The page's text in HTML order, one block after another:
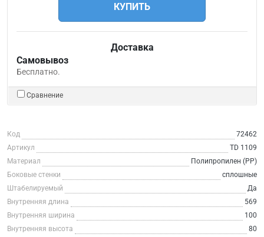
КУПИТЬ
Доставка
Самовывоз
Бесплатно.
Сравнение
Код
72462
Артикул
TD 1109
Материал
Полипропилен (PP)
Боковые стенки
сплошные
Штабелируемый
Да
Внутренняя длина
569
Внутренняя ширина
100
Внутренняя высота
80